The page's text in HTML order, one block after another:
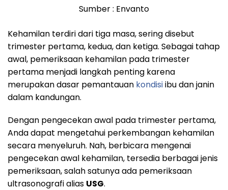
Sumber : Envanto
Kehamilan terdiri dari tiga masa, sering disebut
trimester pertama, kedua, dan ketiga. Sebagai tahap
awal, pemeriksaan kehamilan pada trimester
pertama menjadi langkah penting karena
merupakan dasar pemantauan kondisiibu dan janin
dalam kandungan.
Dengan pengecekan awal pada trimester pertama,
Anda dapat mengetahui perkembangan kehamilan
secara menyeluruh. Nah, berbicara mengenai
pengecekan awal kehamilan, tersedia berbagai jenis
pemeriksaan, salah satunya ada pemeriksaan
ultrasonografi alias USG.